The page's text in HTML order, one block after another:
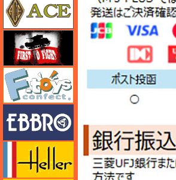
エフトイズ
エレール